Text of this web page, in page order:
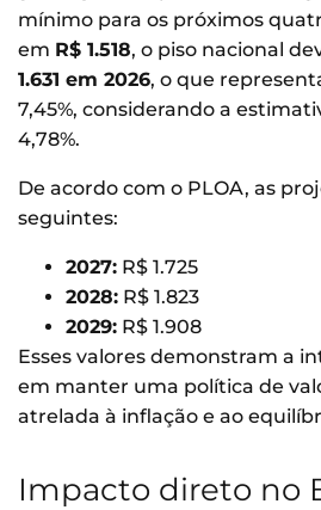
mínimo para os próximos
em R$ 1.518, o piso nacional
1.631 em 2026, o que
7,45%, considerando a
4,78%.
De acordo com o PLOA, as
seguintes:
2027: R$ 1.725
2028: R$ 1.823
2029: R$ 1.908
Esses valores demonstram a
em manter uma política de
atrelada à inflação e ao
Impacto direto no